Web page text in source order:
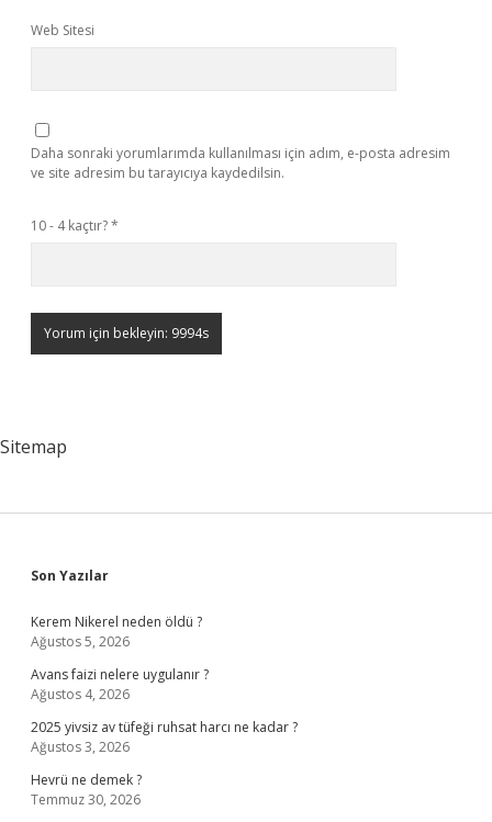
Web Sitesi
Daha sonraki yorumlarımda kullanılması için adım, e-posta adresim
ve site adresim bu tarayıcıya kaydedilsin.
10 - 4 kaçtır?*
Sitemap
Sidebar
Son Yazılar
Kerem Nikerel neden öldü ?
Ağustos 5, 2026
Avans faizi nelere uygulanır ?
Ağustos 4, 2026
2025 yivsiz av tüfeği ruhsat harcı ne kadar ?
Ağustos 3, 2026
Hevrü ne demek ?
Temmuz 30, 2026